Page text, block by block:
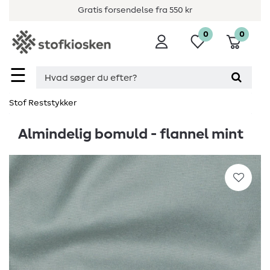
Gratis forsendelse fra 550 kr
☰
0 0
Stof Reststykker
Almindelig bomuld - flannel mint